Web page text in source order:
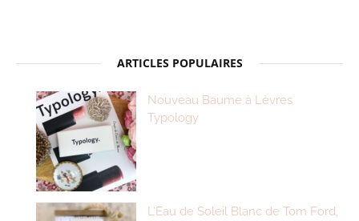
ARTICLES POPULAIRES
Nouveau Baume à Lèvres
Typology
L’Eau de Soleil Blanc de Tom Ford,